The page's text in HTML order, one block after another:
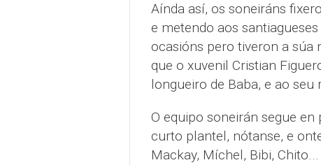
Aínda así, os soneiráns
e metendo aos
ocasións pero tiveron a súa
que o xuvenil Cristian
longueiro de Baba, e ao
O equipo soneirán segue
curto plantel, nótanse, e
Mackay, Míchel, Bibi,